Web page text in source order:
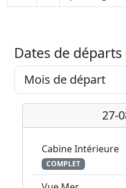
Dates de
27-
Cabine Intérieure
COMPLET